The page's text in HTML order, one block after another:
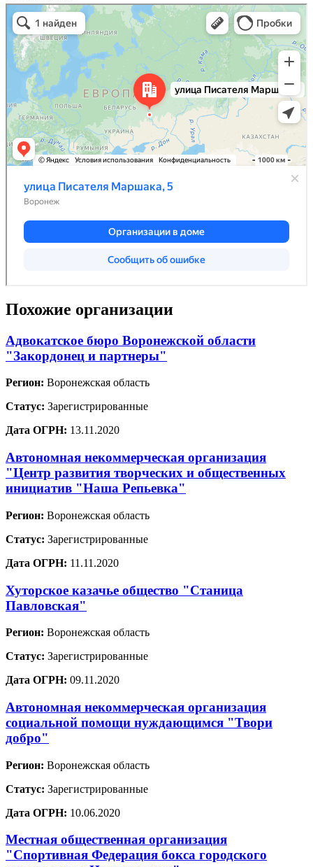
Похожие организации
Адвокатское бюро Воронежской области
"Закордонец и партнеры"
Регион: Воронежская область
Статус: Зарегистрированные
Дата ОГРН: 13.11.2020
Автономная некоммерческая организация
"Центр развития творческих и общественных
инициатив "Наша Репьевка"
Регион: Воронежская область
Статус: Зарегистрированные
Дата ОГРН: 11.11.2020
Хуторское казачье общество "Станица
Павловская"
Регион: Воронежская область
Статус: Зарегистрированные
Дата ОГРН: 09.11.2020
Автономная некоммерческая организация
социальной помощи нуждающимся "Твори
добро"
Регион: Воронежская область
Статус: Зарегистрированные
Дата ОГРН: 10.06.2020
Местная общественная организация
"Спортивная Федерация бокса городского